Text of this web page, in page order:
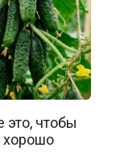
это, чтобы
хорошо